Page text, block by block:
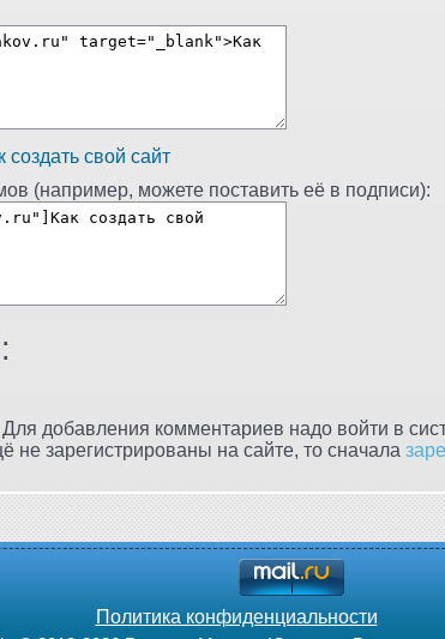
создать свой сайт
(например, можете поставить её в подписи):
Для добавления комментариев надо войти в
не зарегистрированы на сайте, то сначала
Политика конфиденциальности